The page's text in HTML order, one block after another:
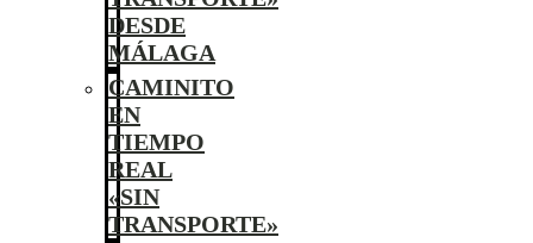
DESDE
MÁLAGA
CAMINITO
EN
TIEMPO
REAL
«SIN
TRANSPORTE»